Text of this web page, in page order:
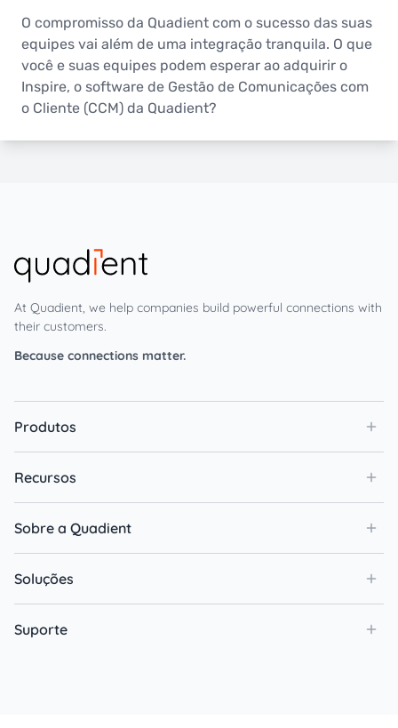
O compromisso da Quadient com o sucesso das suas
equipes vai além de uma integração tranquila. O que
você e suas equipes podem esperar ao adquirir o
Inspire, o software de Gestão de Comunicações com
o Cliente (CCM) da Quadient?
At Quadient, we help companies build powerful connections with
their customers.
Because connections matter.
Produtos
Recursos
Sobre a Quadient
Soluções
Suporte